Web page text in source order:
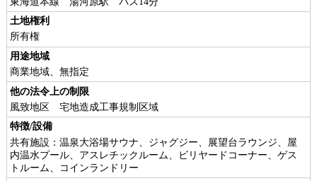
土地権利
所有権
用途地域
商業地域、無指定
他の法令上の制限
風致地区 宅地造成工事規制区域
特徴/設備
共有施設：温泉大浴場サウナ、ジャグジー、展望台ラウンジ、屋
内温水プール、アスレチックルーム、ビリヤードコーナー、ゲス
トルーム、コインランドリー